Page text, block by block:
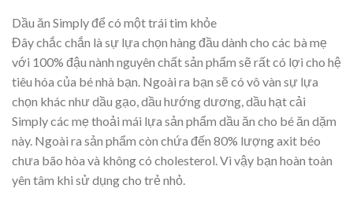
Dầu ăn Simply để có một trái tim khỏe
Đây chắc chắn là sự lựa chọn hàng đầu dành cho các bà mẹ
với 100% đậu nành nguyên chất sản phẩm sẽ rất có lợi cho hệ
tiêu hóa của bé nhà bạn. Ngoài ra bạn sẽ có vô vàn sự lựa
chọn khác như dầu gạo, dầu hướng dương, dầu hạt cải
Simply các mẹ thoải mái lựa sản phẩm dầu ăn cho bé ăn dặm
này. Ngoài ra sản phẩm còn chứa đến 80% lượng axit béo
chưa bão hòa và không có cholesterol. Vì vậy bạn hoàn toàn
yên tâm khi sử dụng cho trẻ nhỏ.